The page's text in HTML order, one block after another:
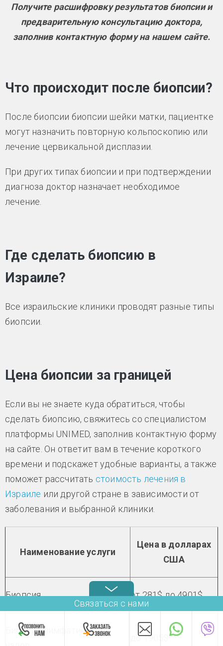
Получите расшифровку результатов биопсии и
предварительную консультацию доктора,
заполнив контактную форму на нашем сайте.
Что происходит после биопсии?
После биопсии биопсии шейки матки, пациентке
могут назначить повторную кольпоскопию или
лечение цервикальной дисплазии.
При других типах биопсии и при подтверждении
диагноза доктор назначает необходимое
лечение.
Где сделать биопсию в
Израиле?
Все израильские клиники проводят разные типы
биопсии.
Цена биопсии за границей
Если вы не знаете куда обратиться, чтобы
сделать биопсию, свяжитесь со специалистом
платформы UNIMED, заполнив контактную форму
на сайте. Он ответит вам в течение короткого
времени и подскажет удобные варианты, а также
поможет рассчитать стоимость лечения в
Израиле или другой стране в зависимости от
заболевания и выбранной клиники.
Наименование услуги
Цена в долларах
США
Биопсия от 281$ до 4901$
Биопсия лимфатических
до 1905$
Связаться с нами